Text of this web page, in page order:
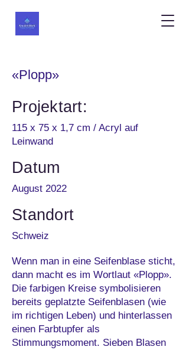
«Plopp»
Projektart:
115 x 75 x 1,7 cm / Acryl auf
Leinwand
Datum
August 2022
Standort
Schweiz
Wenn man in eine Seifenblase sticht,
dann macht es im Wortlaut «Plopp».
Die farbigen Kreise symbolisieren
bereits geplatzte Seifenblasen (wie
im richtigen Leben) und hinterlassen
einen Farbtupfer als
Stimmungsmoment. Sieben Blasen